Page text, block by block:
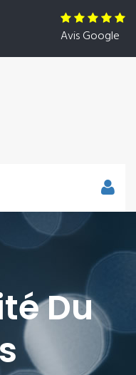
Avis Google
Du